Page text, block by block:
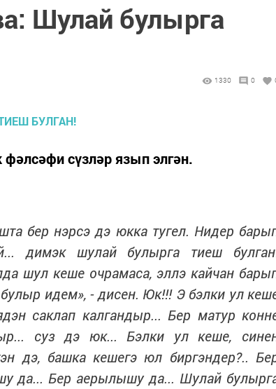
Шулай булырга
1330 0
сүзләр язып элгән.
бер нэрсэ дэ юкка тугел. Нидер
димэк шулай булырга тиеш
шул кеше очрамаса, эллэ кайчан
идем», - дисен. Юк!!! Э бэлки ул
саклап калгандыр... Бер матур
суз дэ юк... Бэлки ул кеше,
дэ, башка кешегэ юл биргэндер?..
да... Бер аерылышу да... Шулай